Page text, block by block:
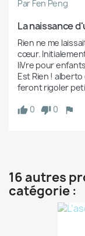
Par Fen Peng
La naissance
Rien ne me
cœur.
liVre pour
Est Rien !
feront rigoler
0
0
16 autres
catégorie :